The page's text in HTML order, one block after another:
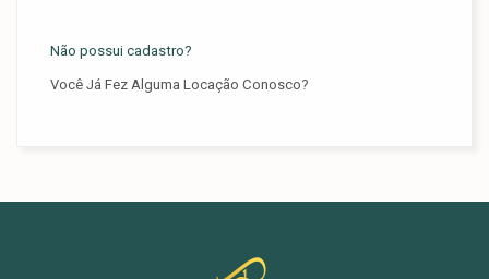
Não possui cadastro?
Você Já Fez Alguma Locação Conosco?